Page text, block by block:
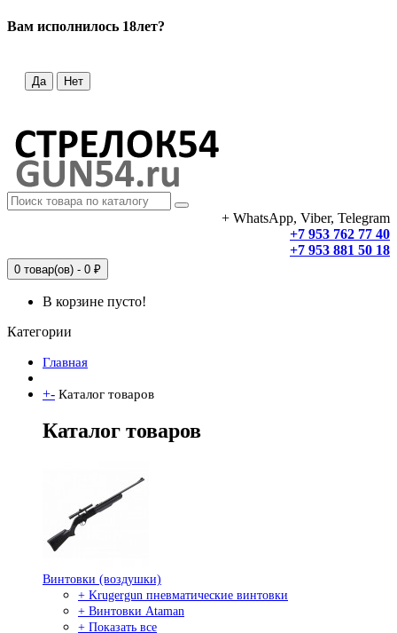
Вам исполнилось 18лет?
Да Нет
+ WhatsApp, Viber, Telegram
+7 953 762 77 40
+7 953 881 50 18
0 товар(ов) - 0 ₽
В корзине пусто!
Категории
Главная
+- Каталог товаров
Каталог товаров
Винтовки (воздушки)
+ Krugergun пневматические винтовки
+ Винтовки Ataman
+ Показать все